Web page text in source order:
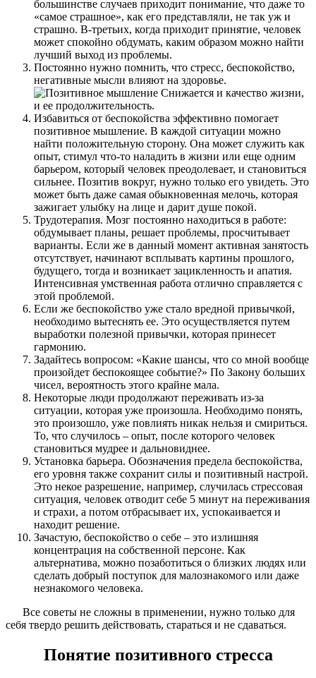
большинстве случаев приходит понимание, что даже то
«самое страшное», как его представляли, не так уж и
страшно. В-третьих, когда приходит принятие, человек
может спокойно обдумать, каким образом можно найти
лучший выход из проблемы.
Постоянно нужно помнить, что стресс, беспокойство,
негативные мысли влияют на здоровье.
Снижается и качество жизни,
и ее продолжительность.
Избавиться от беспокойства эффективно помогает
позитивное мышление. В каждой ситуации можно
найти положительную сторону. Она может служить как
опыт, стимул что-то наладить в жизни или еще одним
барьером, который человек преодолевает, и становиться
сильнее. Позитив вокруг, нужно только его увидеть. Это
может быть даже самая обыкновенная мелочь, которая
зажигает улыбку на лице и дарит душе покой.
Трудотерапия. Мозг постоянно находиться в работе:
обдумывает планы, решает проблемы, просчитывает
варианты. Если же в данный момент активная занятость
отсутствует, начинают всплывать картины прошлого,
будущего, тогда и возникает зацикленность и апатия.
Интенсивная умственная работа отлично справляется с
этой проблемой.
Если же беспокойство уже стало вредной привычкой,
необходимо вытеснять ее. Это осуществляется путем
выработки полезной привычки, которая принесет
гармонию.
Задайтесь вопросом: «Какие шансы, что со мной вообще
произойдет беспокоящее событие?» По Закону больших
чисел, вероятность этого крайне мала.
Некоторые люди продолжают переживать из-за
ситуации, которая уже произошла. Необходимо понять,
это произошло, уже повлиять никак нельзя и смириться.
То, что случилось – опыт, после которого человек
становиться мудрее и дальновиднее.
Установка барьера. Обозначения предела беспокойства,
его уровня также сохранит силы и позитивный настрой.
Это некое разрешение, например, случилась стрессовая
ситуация, человек отводит себе 5 минут на переживания
и страхи, а потом отбрасывает их, успокаивается и
находит решение.
Зачастую, беспокойство о себе – это излишняя
концентрация на собственной персоне. Как
альтернатива, можно позаботиться о близких людях или
сделать добрый поступок для малознакомого или даже
незнакомого человека.
Все советы не сложны в применении, нужно только для
себя твердо решить действовать, стараться и не сдаваться.
Понятие позитивного стресса